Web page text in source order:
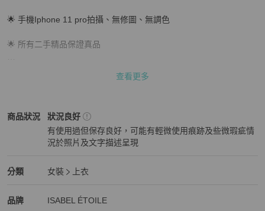
🌟 手機Iphone 11 pro拍攝、無修圖、無調色
🌟 所有二手精品保證真品
查看更多
商品狀況
女裝商品狀態與細節
狀況良好
有使用過但保存良好，可能有輕微使用痕跡及些微瑕疵情
況於照片及文字描述呈現
分類
女裝分類資訊女裝
上衣
品牌
精品女裝 品牌介紹
ISABEL ÉTOILE